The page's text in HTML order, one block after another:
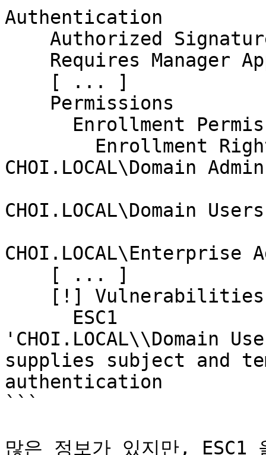
Authentication
CHOI.LOCAL\Domain
CHOI.LOCAL\Domain Users
CHOI.LOCAL\Enterprise
'CHOI.LOCAL\\Domain
supplies subject and
authentication
```
많은 정보가 있지만, ESC1